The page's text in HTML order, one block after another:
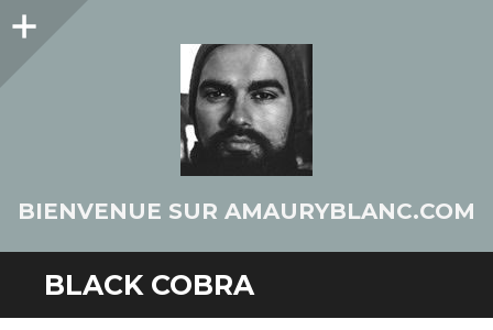
Colonne
BIENVENUE SUR AMAURYBLANC.COM
BLACK COBRA